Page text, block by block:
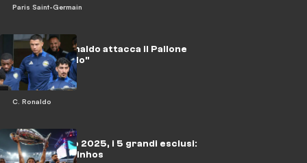
Paris Saint-Germain
C. Ronaldo
Cristiano Ronaldo attacca il Pallone
d'Oro: "Fasullo"
Pallone d'Oro 2025, i 5 grandi esclusi:
anche Marquinhos